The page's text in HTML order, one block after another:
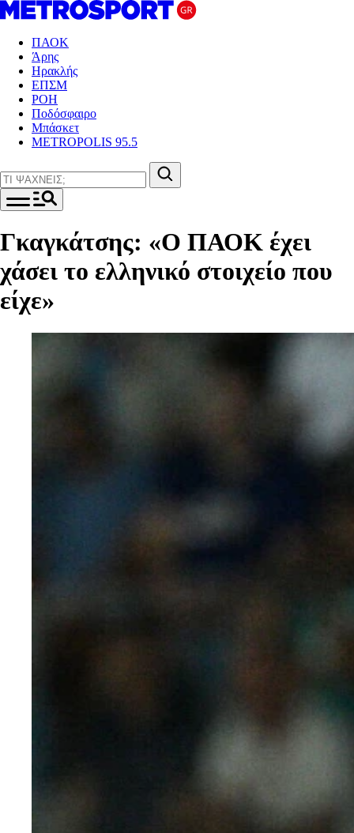
ΠΑΟΚ
Άρης
Ηρακλής
ΕΠΣΜ
ΡΟΗ
Ποδόσφαιρο
Μπάσκετ
METROPOLIS 95.5
Γκαγκάτσης: «Ο ΠΑΟΚ έχει
χάσει το ελληνικό στοιχείο που
είχε»